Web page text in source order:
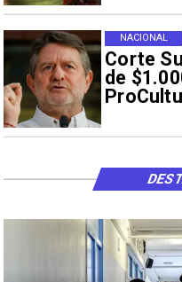
Corte
de
NACIONAL